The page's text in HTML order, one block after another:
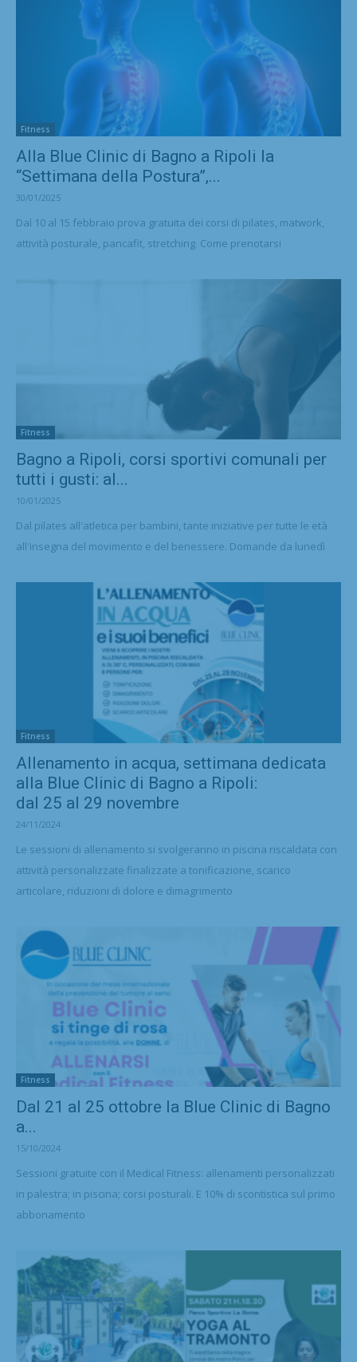
Fitness
Alla Blue Clinic di Bagno a Ripoli la
“Settimana della Postura”,...
30/01/2025
Dal 10 al 15 febbraio prova gratuita dei corsi di pilates, matwork,
attività posturale, pancafit, stretching. Come prenotarsi
Fitness
Bagno a Ripoli, corsi sportivi comunali per
tutti i gusti: al...
10/01/2025
Dal pilates all'atletica per bambini, tante iniziative per tutte le età
all'insegna del movimento e del benessere. Domande da lunedì
Fitness
Allenamento in acqua, settimana dedicata
alla Blue Clinic di Bagno a Ripoli:
dal 25 al 29 novembre
24/11/2024
Le sessioni di allenamento si svolgeranno in piscina riscaldata con
attività personalizzate finalizzate a tonificazione, scarico
articolare, riduzioni di dolore e dimagrimento
Fitness
Dal 21 al 25 ottobre la Blue Clinic di Bagno
a...
15/10/2024
Sessioni gratuite con il Medical Fitness: allenamenti personalizzati
in palestra; in piscina; corsi posturali. E 10% di scontistica sul primo
abbonamento